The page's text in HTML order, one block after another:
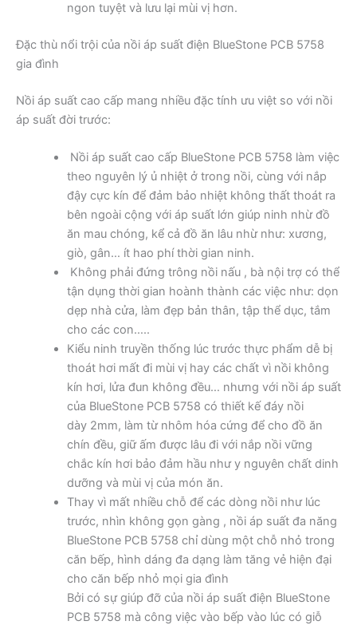
ngon tuyệt và lưu lại mùi vị hơn.
Đặc thù nổi trội của nồi áp suất điện BlueStone PCB 5758
gia đình
Nồi áp suất cao cấp mang nhiều đặc tính ưu việt so với nồi
áp suất đời trước:
Nồi áp suất cao cấp BlueStone PCB 5758 làm việc
theo nguyên lý ủ nhiệt ở trong nồi, cùng với nắp
đậy cực kín để đảm bảo nhiệt không thất thoát ra
bên ngoài cộng với áp suất lớn giúp ninh nhừ đồ
ăn mau chóng, kể cả đồ ăn lâu nhừ như: xương,
giò, gân… ít hao phí thời gian ninh.
Không phải đứng trông nồi nấu , bà nội trợ có thể
tận dụng thời gian hoành thành các việc như: dọn
dẹp nhà cửa, làm đẹp bản thân, tập thể dục, tắm
cho các con…..
Kiểu ninh truyền thống lúc trước thực phẩm dễ bị
thoát hơi mất đi mùi vị hay các chất vì nồi không
kín hơi, lửa đun không đều… nhưng với nồi áp suất
của BlueStone PCB 5758 có thiết kế đáy nồi
dày 2mm, làm từ nhôm hóa cứng để cho đồ ăn
chín đều, giữ ấm được lâu đi với nắp nồi vững
chắc kín hơi bảo đảm hầu như y nguyên chất dinh
dưỡng và mùi vị của món ăn.
Thay vì mất nhiều chỗ để các dòng nồi như lúc
trước, nhìn không gọn gàng , nồi áp suất đa năng
BlueStone PCB 5758 chỉ dùng một chỗ nhỏ trong
căn bếp, hình dáng đa dạng làm tăng vẻ hiện đại
cho căn bếp nhỏ mọi gia đình
Bởi có sự giúp đỡ của nồi áp suất điện BlueStone
PCB 5758 mà công việc vào bếp vào lúc có giỗ